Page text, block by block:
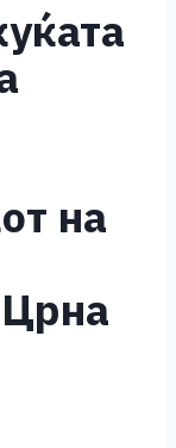
на
Црна